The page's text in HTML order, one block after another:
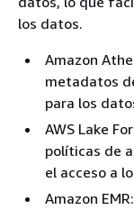
los datos.
Amazon
metadatos
para los
AWS Lake
políticas de
el acceso a
Amazon